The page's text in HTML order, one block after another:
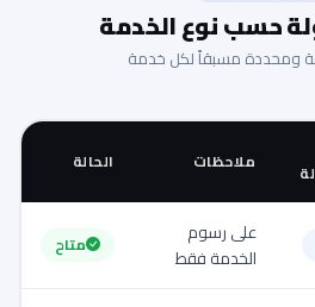
حسب نوع الخدمة
ومحددة مسبقاً لكل خدمة
ملاحظات الحالة
على رسوم
الخدمة فقط
متاح